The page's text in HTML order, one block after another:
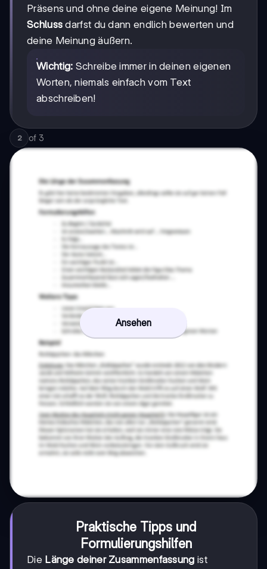
Präsens und ohne deine eigene Meinung! Im
Schluss darfst du dann endlich bewerten und
deine Meinung äußern.
Wichtig: Schreibe immer in deinen eigenen
Worten, niemals einfach vom Text
abschreiben!
2 of 3
Ansehen
Praktische Tipps und
Formulierungshilfen
Die Länge deiner Zusammenfassung ist